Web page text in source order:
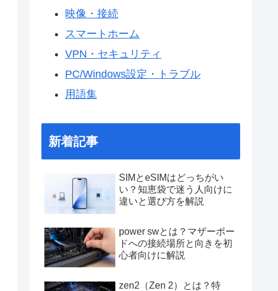
映像・接続
スマートホーム
VPN・セキュリティ
PC/Windows設定・トラブル
用語集
新着記事
SIMとeSIMはどっちがい
い？知恵袋で迷う人向けに
違いと選び方を解説
power swとは？マザーボー
ドへの接続場所と向きを初
心者向けに解説
zen2（Zen 2）とは？特